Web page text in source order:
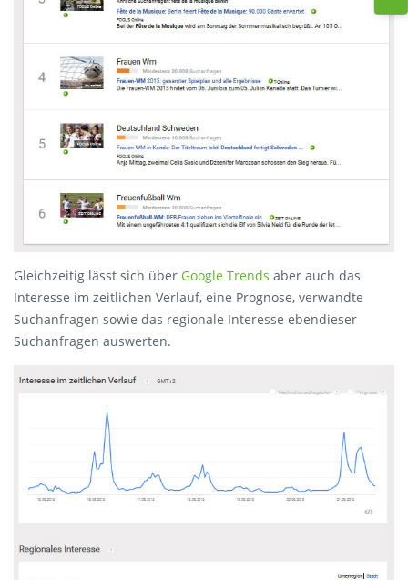
Gleichzeitig lässt sich über Google Trends aber auch das
Interesse im zeitlichen Verlauf, eine Prognose, verwandte
Suchanfragen sowie das regionale Interesse ebendieser
Suchanfragen auswerten.